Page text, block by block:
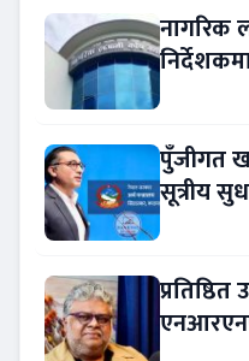
नागरिक
पुँजीगत
सूत्रीय
प्रतिष्ठित